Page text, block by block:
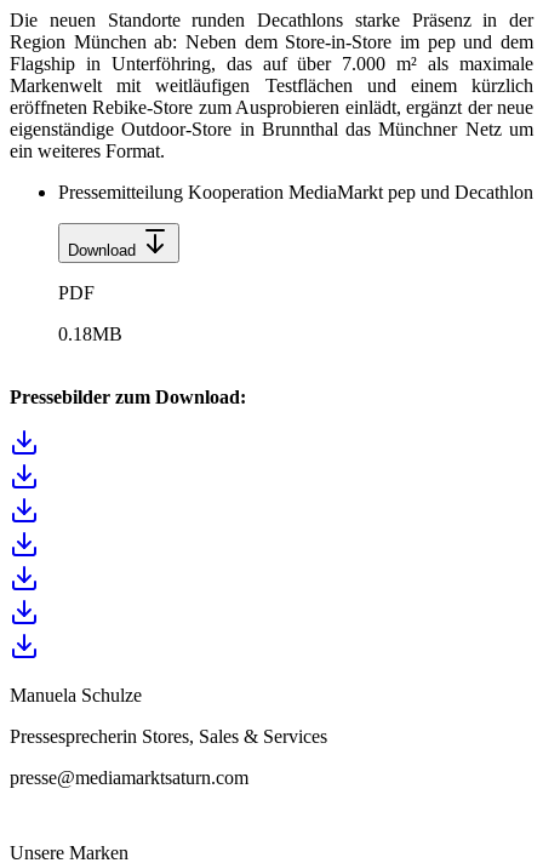
Die neuen Standorte runden Decathlons starke Präsenz in der
Region München ab: Neben dem Store-in-Store im pep und dem
Flagship in Unterföhring, das auf über 7.000 m² als maximale
Markenwelt mit weitläufigen Testflächen und einem kürzlich
eröffneten Rebike-Store zum Ausprobieren einlädt, ergänzt der neue
eigenständige Outdoor-Store in Brunnthal das Münchner Netz um
ein weiteres Format.
Pressemitteilung Kooperation MediaMarkt pep und Decathlon
Download
PDF
0.18MB
Pressebilder zum Download:
Manuela Schulze
Pressesprecherin Stores, Sales & Services
presse@mediamarktsaturn.com
Unsere Marken